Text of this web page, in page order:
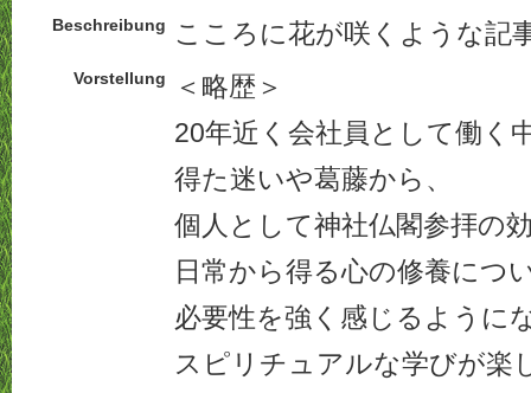
Beschreibung こころに花が咲くような記
Vorstellung
＜略歴＞
20年近く会社員として働く
得た迷いや葛藤から、
個人として神社仏閣参拝の
日常から得る心の修養につ
必要性を強く感じるように
スピリチュアルな学びが楽